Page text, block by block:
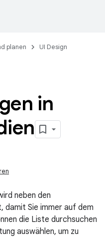
planen
UI Design
in
neben den
damit Sie immer auf dem
die Liste durchsuchen
auswählen, um zu